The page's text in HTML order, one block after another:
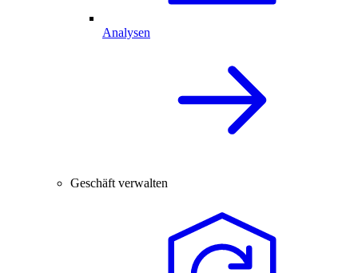
Analysen
Geschäft verwalten